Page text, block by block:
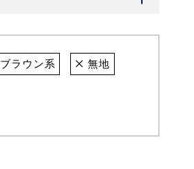
ブラウン系 無地